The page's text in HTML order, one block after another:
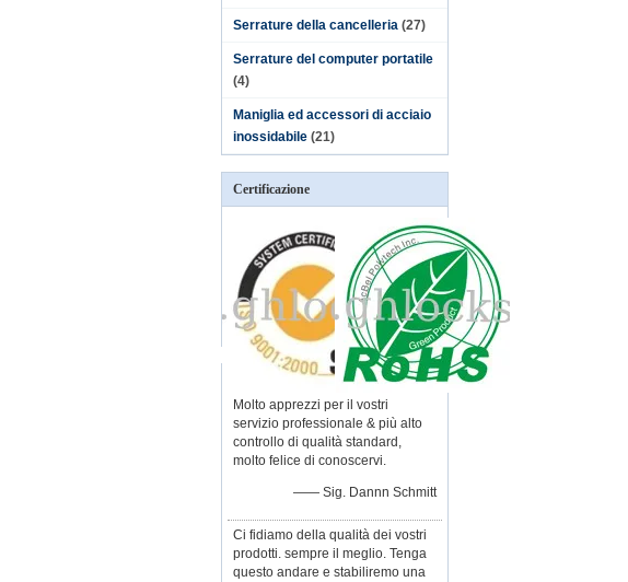
Serrature della cancelleria (27)
Serrature del computer portatile
(4)
Maniglia ed accessori di acciaio
inossidabile (21)
Certificazione
Molto apprezzi per il vostri
servizio professionale & più alto
controllo di qualità standard,
molto felice di conoscervi.
—— Sig. Dannn Schmitt
Ci fidiamo della qualità dei vostri
prodotti. sempre il meglio. Tenga
questo andare e stabiliremo una